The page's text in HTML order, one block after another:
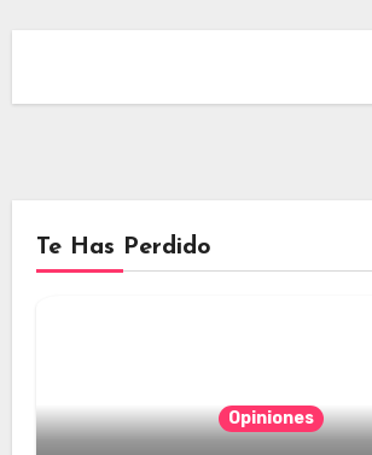
Te Has Perdido
Opiniones